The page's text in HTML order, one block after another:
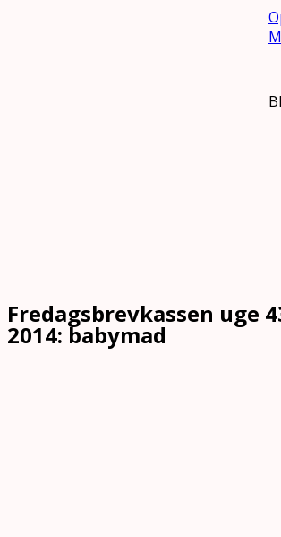
Fredagsbrevkassen uge
2014: babymad